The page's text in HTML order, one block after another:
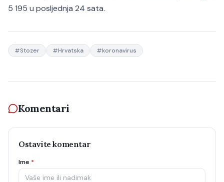
5 195 u posljednja 24 sata.
#Stozer #Hrvatska #koronavirus
Komentari
Ostavite komentar
Ime *